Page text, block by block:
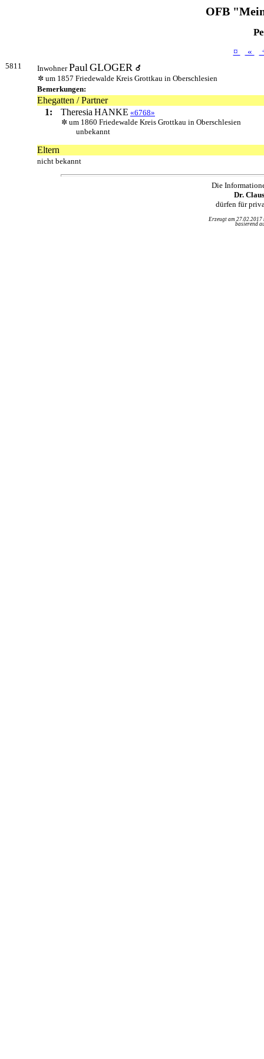
OFB
¤ «
5811 InwohnerPaulGLOGER
um 1857 Friedewalde Kreis Grottkau in Oberschlesien
Bemerkungen:
Ehegatten / Partner
1:
Theresia HANKE «6768»
um 1860 Friedewalde Kreis Grottkau in Oberschlesien
unbekannt
Eltern
nicht bekannt
Die
Dr.
dürfen für
Erzeugt am
basierend